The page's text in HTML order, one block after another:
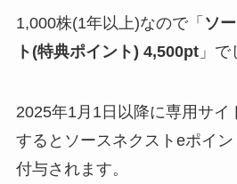
1,000株(1年以上)なので「 ソ
ト(特典ポイント) 4,500pt」で
2025年1月1日以降に専用サイ
するとソースネクストeポイ
付与されます。